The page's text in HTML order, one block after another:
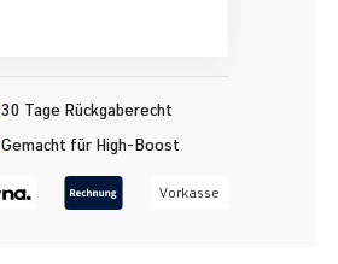
30 Tage Rückgaberecht
Gemacht für High-Boost
Vorkasse